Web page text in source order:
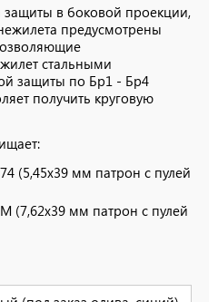
в боковой проекции,
предусмотрены
стальными
защиты по Бр1 - Бр4
получить круговую
(5,45х39 мм патрон с пулей
(7,62х39 мм патрон с пулей